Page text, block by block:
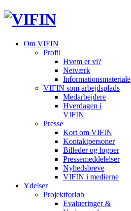
Om VIFIN
Profil
Hvem er vi?
Netværk
Informationsmateriale
VIFIN som arbejdsplads
Medarbejdere
Hverdagen i
VIFIN
Presse
Kort om VIFIN
Kontaktpersoner
Billeder og logoer
Pressemeddelelser
Nyhedsbreve
VIFIN i medierne
Ydelser
Projektforløb
Evalueringer &